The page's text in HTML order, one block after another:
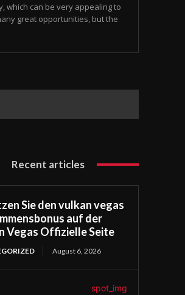
which can be very appealing to
great opportunities, but the
Recent articles
Sie den vulkan vegas
auf der
Vegas Offizielle Seite
August 6, 2026